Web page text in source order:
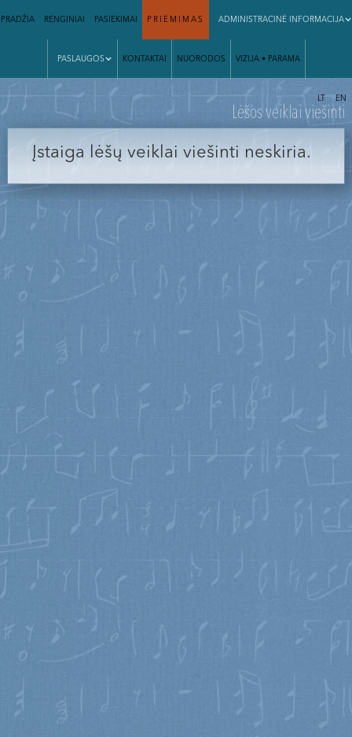
PRADŽIA RENGINIAI PASIEKIMAI PRIĖMIMAS ADMINISTRACINĖ INFORMACIJA
PASLAUGOS KONTAKTAI NUORODOS VIZIJA • PARAMA
| LT EN
Lėšos veiklai viešinti
Įstaiga lėšų veiklai viešinti neskiria.